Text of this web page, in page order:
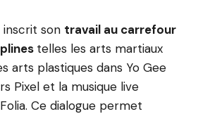
inscrit son travail au carrefour
telles les arts martiaux
arts plastiques dans Yo Gee
Pixel et la musique live
Ce dialogue permet